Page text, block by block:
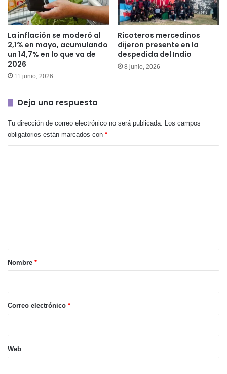
La inflación se moderó al
2,1% en mayo, acumulando
un 14,7% en lo que va de
2026
11 junio, 2026
Ricoteros mercedinos
dijeron presente en la
despedida del Indio
8 junio, 2026
Deja una respuesta
Tu dirección de correo electrónico no será publicada. Los campos
obligatorios están marcados con *
r
*
Nombre *
Correo electrónico *
Web